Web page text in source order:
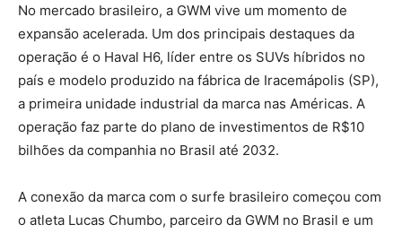
No mercado brasileiro, a GWM vive um momento de
expansão acelerada. Um dos principais destaques da
operação é o Haval H6, líder entre os SUVs híbridos no
país e modelo produzido na fábrica de Iracemápolis (SP),
a primeira unidade industrial da marca nas Américas. A
operação faz parte do plano de investimentos de R$10
bilhões da companhia no Brasil até 2032.
A conexão da marca com o surfe brasileiro começou com
o atleta Lucas Chumbo, parceiro da GWM no Brasil e um